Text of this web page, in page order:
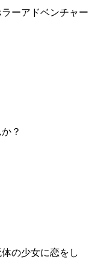
ーアドベンチャー
？
の少女に恋をし